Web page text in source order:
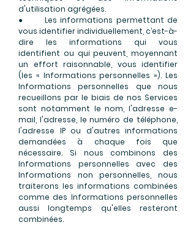
d'utilisation agrégées.
● Les informations permettant de
vous identifier individuellement, c’est-à-
dire les informations qui vous
identifient ou qui peuvent, moyennant
un effort raisonnable, vous identifier
(les « Informations personnelles »). Les
Informations personnelles que nous
recueillons par le biais de nos Services
sont notamment le nom, l'adresse e-
mail, l'adresse, le numéro de téléphone,
l'adresse IP ou d'autres informations
demandées à chaque fois que
nécessaire. Si nous combinons des
Informations personnelles avec des
Informations non personnelles, nous
traiterons les informations combinées
comme des Informations personnelles
aussi longtemps qu'elles resteront
combinées.